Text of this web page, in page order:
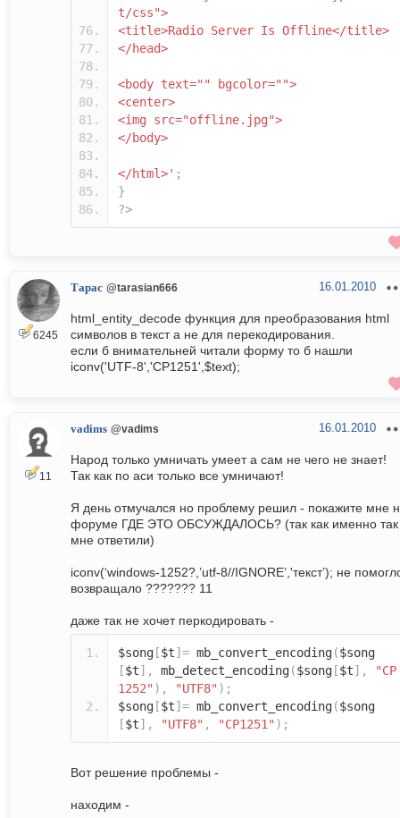
t/css">
<title>Radio Server Is Offline</title>
</head>
<body text="" bgcolor="">
<center>
<img src="offline.jpg">
</body>
</html>' ;
}
?>
6245
Тарас @tarasian666 16.01.2010
html_entity_decode функция для преобразования html
символов в текст а не для перекодирования.
если б внимательней читали форму то б нашли
iconv('UTF-8','CP1251',$text);
11
vadims @vadims 16.01.2010
Народ только умничать умеет а сам не чего не знает!
Так как по аси только все умничают!
Я день отмучался но проблему решил - покажите мне
форуме ГДЕ ЭТО ОБСУЖДАЛОСЬ? (так как именно так
мне ответили)
iconv(‘windows-1252?,’utf-8//IGNORE’,'текст’); не
возвращало ??????? 11
даже так не хочет перкодировать -
$song [$t]= mb_convert_encoding($song
[$t], mb_detect_encoding($song [$t],
"CP
1252" ), "UTF8" );
$song [$t]= mb_convert_encoding($song
[$t], "UTF8" , "CP1251" );
Вот решение проблемы -
находим -